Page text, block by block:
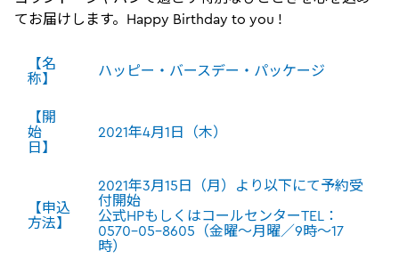
てお届けします。Happy Birthday to you !
【名
称】
ハッピー・バースデー・パッケージ
【開
始
日】
2021年4月1日（木）
【申込
方法】
2021年3月15日（月）より以下にて予約受
付開始
公式HPもしくはコールセンターTEL：
0570-05-8605（金曜～月曜／9時～17
時）